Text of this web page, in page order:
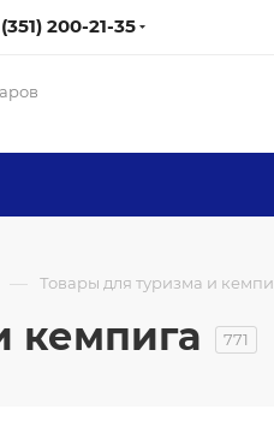
200-21-35
— Товары для туризма и
кемпига 771